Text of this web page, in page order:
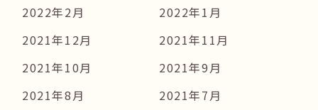
2022年2月
2022年1月
2021年12月
2021年11月
2021年10月
2021年9月
2021年8月
2021年7月